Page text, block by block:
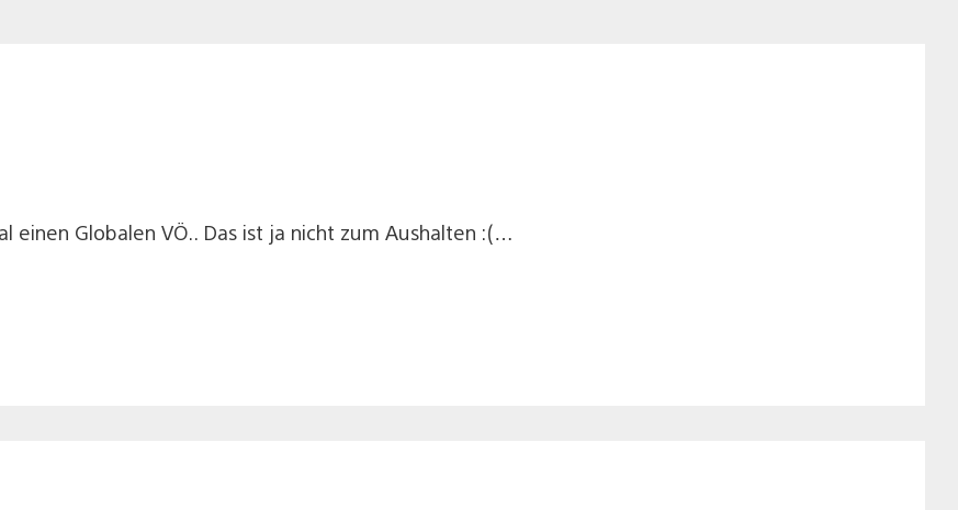
einen Globalen VÖ.. Das ist ja nicht zum Aushalten :(…